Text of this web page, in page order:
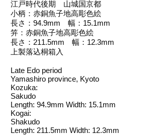
江戸時代後期 山城国京都
小柄：赤銅魚子地高彫色絵
長さ：94.9mm 幅：15.1mm
笄：赤銅魚子地高彫色絵
長さ：211.5mm 幅：12.3mm
上製落込桐箱入
Late Edo period
Yamashiro province, Kyoto
Kozuka:
Sakudo
Length: 94.9mm Width: 15.1mm
Kogai:
Shakudo
Length: 211.5mm Width: 12.3mm